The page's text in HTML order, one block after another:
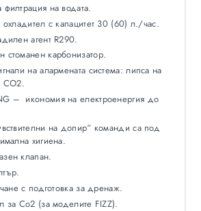
на водата.
с капацитет 30 (60) л./час.
агент R290.
стоманен карбонизатор.
на алармената система: липса на
CO2.
– икономия на електроенергия до
на допир“ команди са под
хигиена.
клапан.
с подготовка за дренаж.
за Co2 (за моделите FIZZ).